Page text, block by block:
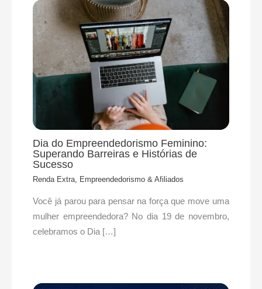
Dia do Empreendedorismo Feminino:
Superando Barreiras e Histórias de
Sucesso
Renda Extra, Empreendedorismo & Afiliados
Você já parou para pensar na força que move uma
mulher empreendedora? No dia 19 de novembro,
celebramos o Dia […]